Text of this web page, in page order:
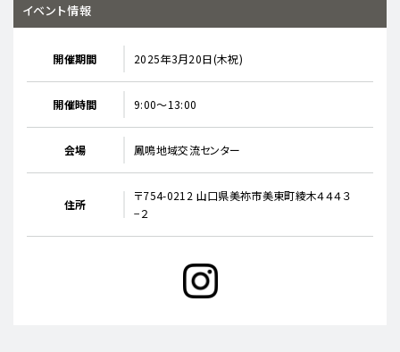
イベント情報
開催期間 2025年3月20日(木祝)
開催時間 9:00～13:00
会場 鳳鳴地域交流センター
住所
〒754-0212 山口県美祢市美東町綾木４４４３
−２